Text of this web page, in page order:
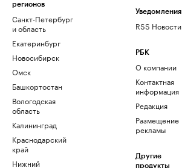
регионов
Санкт-Петербург
и область
Екатеринбург
Новосибирск
Омск
Башкортостан
Вологодская
область
Калининград
Краснодарский
край
Нижний
Уведомления
RSS Новости
РБК
О компании
Контактная
информация
Редакция
Размещение
рекламы
Другие
продукты